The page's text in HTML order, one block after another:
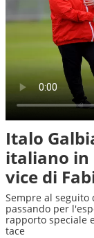
Italo
italiano in
vice di
Sempre al
passando per
rapporto speciale
tace